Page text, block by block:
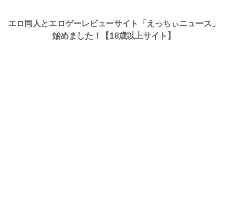
エロ同人とエロゲーレビューサイト「えっちぃニュース」
始めました！【18歳以上サイト】